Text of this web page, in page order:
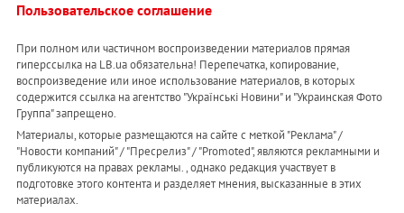
Пользовательское соглашение
При полном или частичном воспроизведении материалов прямая
гиперссылка на LB.ua обязательна! Перепечатка, копирование,
воспроизведение или иное использование материалов, в которых
содержится ссылка на агентство "Українськi Новини" и "Украинская Фото
Группа" запрещено.
Материалы, которые размещаются на сайте с меткой "Реклама" /
"Новости компаний" / "Пресрелиз" / "Promoted", являются рекламными и
публикуются на правах рекламы. , однако редакция участвует в
подготовке этого контента и разделяет мнения, высказанные в этих
материалах.